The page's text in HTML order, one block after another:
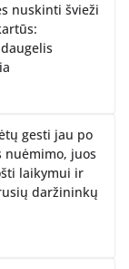
nuskinti švieži
gesti jau po
nuėmimo, juos
laikymui ir
daržininkų